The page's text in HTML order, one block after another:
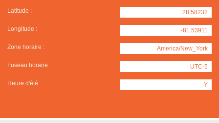
Latitude : 28.58232
Longitude : -81.53911
Zone horaire : America/New_York
Fuseau horaire : UTC-5
Heure d'été : Y